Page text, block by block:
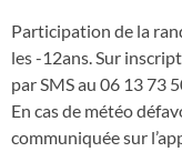
Participation de la
les -12ans. Sur
par SMS au 06 13 73
En cas de météo
communiquée sur